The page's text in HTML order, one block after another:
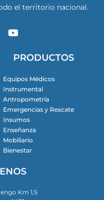
el territorio nacional.
Y
o
t
u
e
PRODUCTOS
Equipos Médicos
Instrumental
Antropometría
Emergencias y Rescate
Insumos
Enseñanza
Mobiliario
Bienestar
Km 1,5